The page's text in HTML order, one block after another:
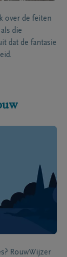
over de feiten
die
dat de fantasie
RouwWijzer